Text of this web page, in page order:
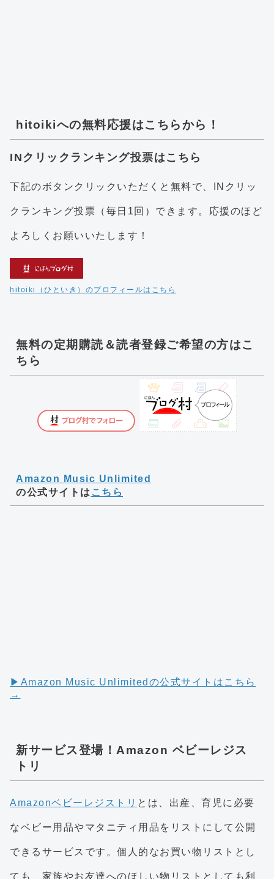
hitoikiへの無料応援はこちらから！
INクリックランキング投票はこちら
下記のボタンクリックいただくと無料で、INクリッ
クランキング投票（毎日1回）できます。応援のほど
よろしくお願いいたします！
hitoiki（ひといき）のプロフィールはこちら
無料の定期購読＆読者登録ご希望の方はこ
ちら
Amazon Music Unlimited
の公式サイトは こちら
▶︎Amazon Music Unlimitedの公式サイトはこちら
→
新サービス登場！Amazon ベビーレジス
トリ
Amazonベビーレジストリ とは、出産、育児に必要
なベビー用品やマタニティ用品をリストにして公開
できるサービスです。個人的なお買い物リストとし
ても、家族やお友達へのほしい物リストとしても利